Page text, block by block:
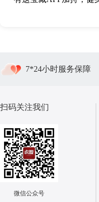
7*24小时服务保障
扫码关注我们
微信公众号